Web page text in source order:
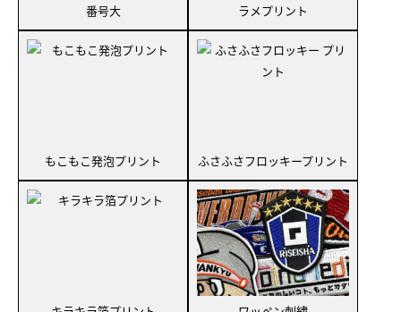
番号大 ラメプリント
もこもこ発泡プリント ふさふさフロッキープリント